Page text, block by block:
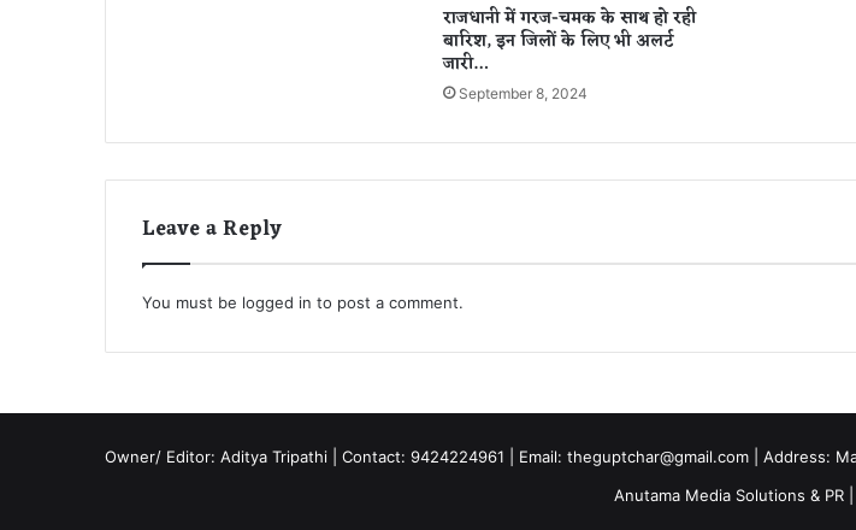
ब
त
र
सा
बी
छा
पे
ती
त
फ्ता
राजधानी में गरज-चमक के साथ हो रही
बारिश, इन जिलों के लिए भी अलर्ट
जारी…
September 8, 2024
Leave a Reply
You must be logged in to post a comment.
Owner/ Editor: Aditya Tripathi | Contact: 9424224961 | Email: theguptchar@gmail.com | Address:
Anutama Media Solutions & PR